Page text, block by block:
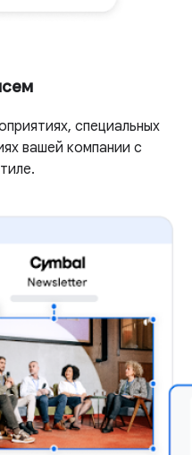
специальных
вашей компании с